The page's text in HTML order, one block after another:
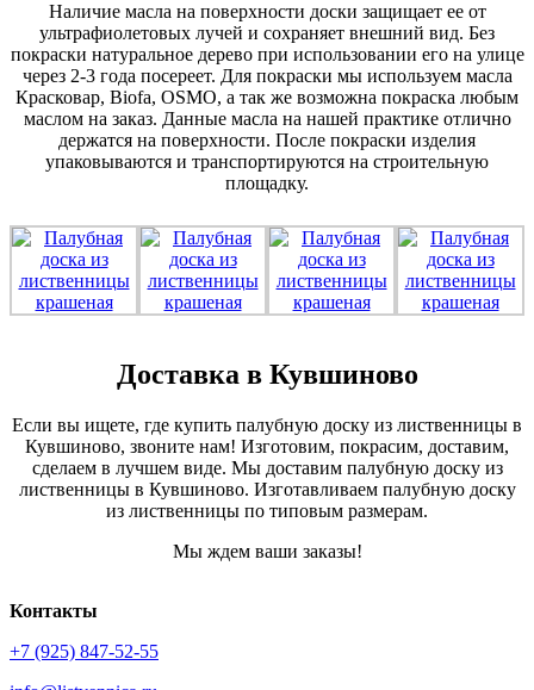
Наличие масла на поверхности доски защищает ее от
ультрафиолетовых лучей и сохраняет внешний вид. Без
покраски натуральное дерево при использовании его на улице
через 2-3 года посереет. Для покраски мы используем масла
Красковар, Biofa, OSMO, а так же возможна покраска любым
маслом на заказ. Данные масла на нашей практике отлично
держатся на поверхности. После покраски изделия
упаковываются и транспортируются на строительную
площадку.
Доставка в Кувшиново
Если вы ищете, где купить палубную доску из лиственницы в
Кувшиново, звоните нам! Изготовим, покрасим, доставим,
сделаем в лучшем виде. Мы доставим палубную доску из
лиственницы в Кувшиново. Изготавливаем палубную доску
из лиственницы по типовым размерам.
Мы ждем ваши заказы!
Контакты
+7 (925) 847-52-55